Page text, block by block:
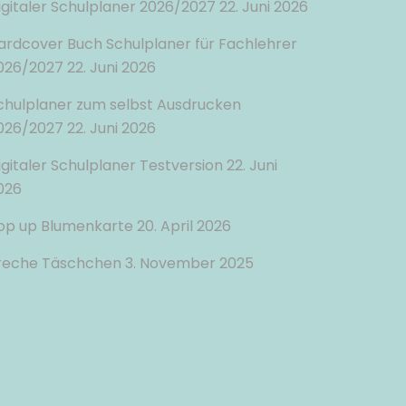
Schulplaner 2026/2027 22. Juni 2026
Buch Schulplaner für Fachlehrer
2027 22. Juni 2026
zum selbst Ausdrucken
2027 22. Juni 2026
Schulplaner Testversion 22. Juni
up Blumenkarte 20. April 2026
Täschchen 3. November 2025